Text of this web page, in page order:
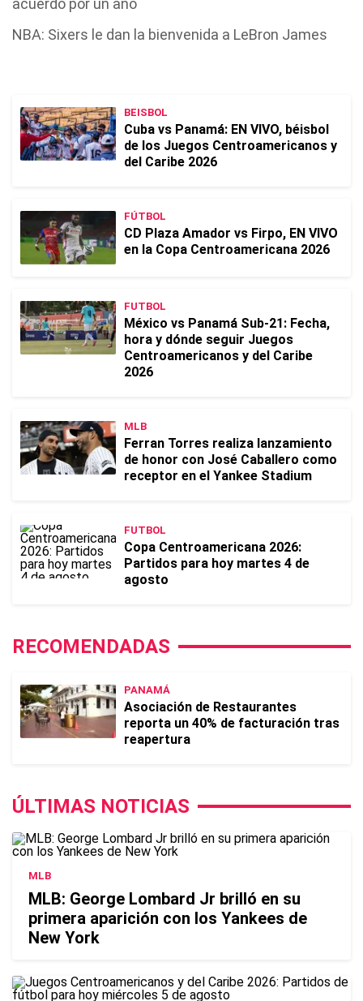
acuerdo por un año
NBA: Sixers le dan la bienvenida a LeBron James
BEISBOL
Cuba vs Panamá: EN VIVO, béisbol
de los Juegos Centroamericanos y
del Caribe 2026
FÚTBOL
CD Plaza Amador vs Firpo, EN VIVO
en la Copa Centroamericana 2026
FUTBOL
México vs Panamá Sub-21: Fecha,
hora y dónde seguir Juegos
Centroamericanos y del Caribe
2026
MLB
Ferran Torres realiza lanzamiento
de honor con José Caballero como
receptor en el Yankee Stadium
FUTBOL
Copa Centroamericana 2026:
Partidos para hoy martes 4 de
agosto
RECOMENDADAS
PANAMÁ
Asociación de Restaurantes
reporta un 40% de facturación tras
reapertura
ÚLTIMAS NOTICIAS
MLB
MLB: George Lombard Jr brilló en su
primera aparición con los Yankees de
New York